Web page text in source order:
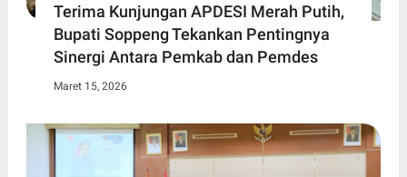
Terima Kunjungan APDESI Merah Putih,
Bupati Soppeng Tekankan Pentingnya
Sinergi Antara Pemkab dan Pemdes
Maret 15, 2026